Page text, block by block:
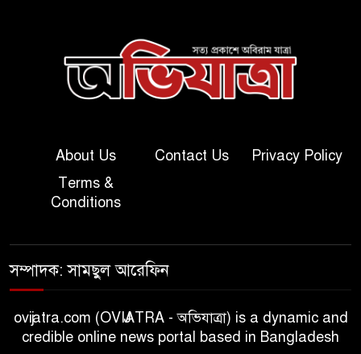
About Us Contact Us
Privacy Policy
Terms &
Conditions
সম্পাদক: সামছুল আরেফিন
ovijatra.com (OVIJATRA - অভিযাত্রা) is a dynamic and
credible online news portal based in Bangladesh